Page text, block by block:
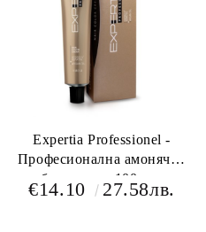
Expertia Professionel -
Професионална амонячна
боя за коса 100 мл.
€14.10 27.58лв.